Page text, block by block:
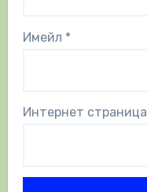
Имейл *
Интернет страница